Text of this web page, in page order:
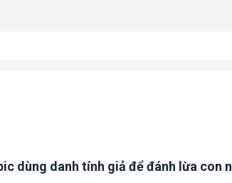
dùng danh tính giả để đánh lừa con